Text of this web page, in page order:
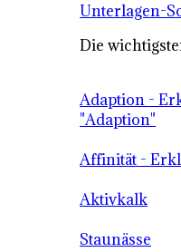
Unterlagen-
Die
Adaption -
"Adaption"
Affinität -
Aktivkalk
Staunässe